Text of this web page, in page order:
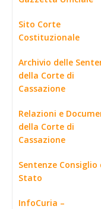
Sito Corte
Costituzionale
Archivio delle
della Corte di
Cassazione
Relazioni e
della Corte di
Cassazione
Sentenze Consiglio
Stato
InfoCuria –